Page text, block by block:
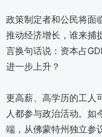
政策制定者和公民将面
推动经济增长，谁来捕
言换句话说：资本占
进一步上升？
更高薪、高学历的工人
人都参与政治活动。如
端，从佛蒙特州独立参